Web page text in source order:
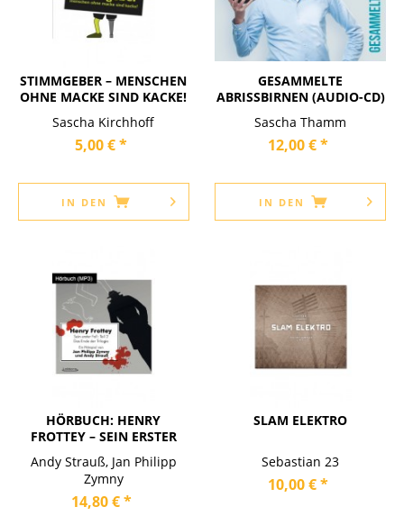
STIMMGEBER – MENSCHEN
OHNE MACKE SIND KACKE!
Sascha Kirchhoff
5,00 € *
IN DEN
GESAMMELTE
ABRISSBIRNEN (AUDIO-CD)
Sascha Thamm
12,00 € *
IN DEN
HÖRBUCH: HENRY
FROTTEY – SEIN ERSTER
FALL: TEIL...
Andy Strauß, Jan Philipp
Zymny
14,80 € *
SLAM ELEKTRO
Sebastian 23
10,00 € *